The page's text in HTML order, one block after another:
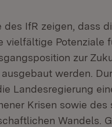
IfR zeigen, dass
vielfältige Potenziale
zur
werden.
Landesregierung
Krisen sowie des
Wandels.